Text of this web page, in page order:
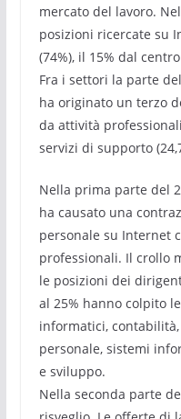
mercato del lavoro.
posizioni ricercate su
(74%), il 15% dal
Fra i settori la parte
ha originato un terzo
da attività
servizi di supporto
Nella prima parte del
ha causato una
personale su Internet
professionali. Il crollo
le posizioni dei
al 25% hanno colpito
informatici,
personale, sistemi
e sviluppo.
Nella seconda parte